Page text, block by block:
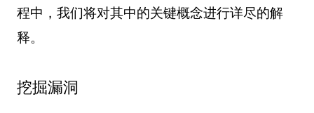
程中，我们将对其中的关键概念进行详尽的解
释。
挖掘漏洞